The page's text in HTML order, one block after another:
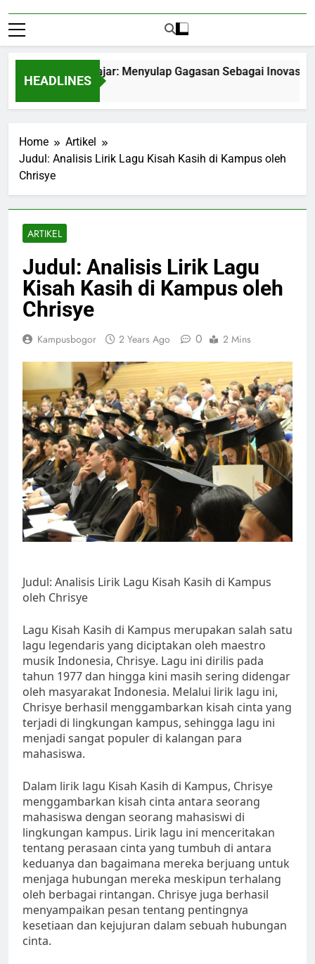
HEADLINES
Pelajar: Menyulap Gagasan Sebagai Inovasi
Ago
Home
Artikel
Judul: Analisis Lirik Lagu Kisah Kasih di Kampus oleh
Chrisye
ARTIKEL
Judul: Analisis Lirik Lagu
Kisah Kasih di Kampus oleh
Chrisye
Kampusbogor 2 Years Ago 0 2 Mins
Judul: Analisis Lirik Lagu Kisah Kasih di Kampus
oleh Chrisye
Lagu Kisah Kasih di Kampus merupakan salah satu
lagu legendaris yang diciptakan oleh maestro
musik Indonesia, Chrisye. Lagu ini dirilis pada
tahun 1977 dan hingga kini masih sering didengar
oleh masyarakat Indonesia. Melalui lirik lagu ini,
Chrisye berhasil menggambarkan kisah cinta yang
terjadi di lingkungan kampus, sehingga lagu ini
menjadi sangat populer di kalangan para
mahasiswa.
Dalam lirik lagu Kisah Kasih di Kampus, Chrisye
menggambarkan kisah cinta antara seorang
mahasiswa dengan seorang mahasiswi di
lingkungan kampus. Lirik lagu ini menceritakan
tentang perasaan cinta yang tumbuh di antara
keduanya dan bagaimana mereka berjuang untuk
menjaga hubungan mereka meskipun terhalang
oleh berbagai rintangan. Chrisye juga berhasil
menyampaikan pesan tentang pentingnya
kesetiaan dan kejujuran dalam sebuah hubungan
cinta.